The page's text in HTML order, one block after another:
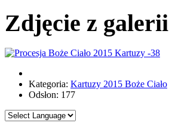
Zdjęcie z galerii
Kategoria: Kartuzy 2015 Boże Ciało
Odsłon: 177